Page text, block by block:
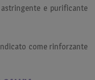
e purificante
come rinforzante